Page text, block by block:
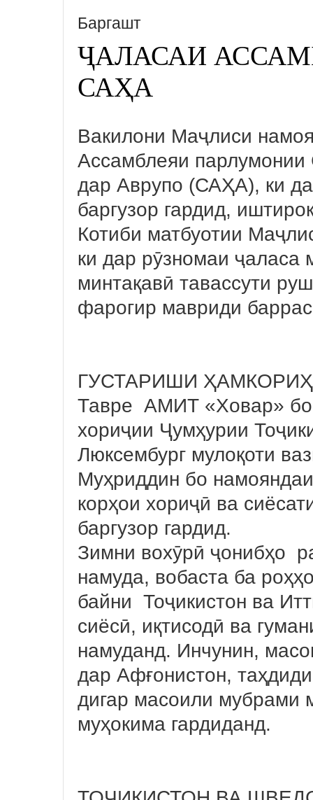
Баргашт
ҶАЛАСАИ
САҲА
Вакилони Маҷлиси
Ассамблеяи
дар Аврупо (САҲА), ки
баргузор гардид,
Котиби матбуотии
ки дар рӯзномаи ҷаласа
минтақавӣ тавассути
фарогир мавриди
ГУСТАРИШИ
Тавре АМИТ «Ховар» бо
хориҷии Ҷумҳурии
Люксембург мулоқоти
Муҳриддин бо
корҳои хориҷӣ ва
баргузор гардид.
Зимни вохӯрӣ ҷонибҳо
намуда, вобаста ба
байни Тоҷикистон ва
сиёсӣ, иқтисодӣ ва
намуданд. Инчунин,
дар Афғонистон,
дигар масоили мубрами
муҳокима гардиданд.